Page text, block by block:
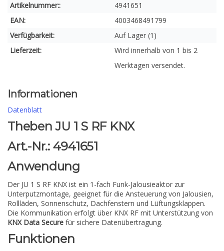
Artikelnummer::
4941651
EAN:
4003468491799
Verfügbarkeit:
Auf Lager (1)
Lieferzeit:
Wird innerhalb von 1 bis 2
Werktagen versendet.
Informationen
Datenblatt
Theben JU 1 S RF KNX
Art.-Nr.: 4941651
Anwendung
Der JU 1 S RF KNX ist ein 1-fach Funk-Jalousieaktor zur
Unterputzmontage, geeignet für die Ansteuerung von Jalousien,
Rollläden, Sonnenschutz, Dachfenstern und Lüftungsklappen.
Die Kommunikation erfolgt über KNX RF mit Unterstützung von
KNX Data Secure für sichere Datenübertragung.
Funktionen